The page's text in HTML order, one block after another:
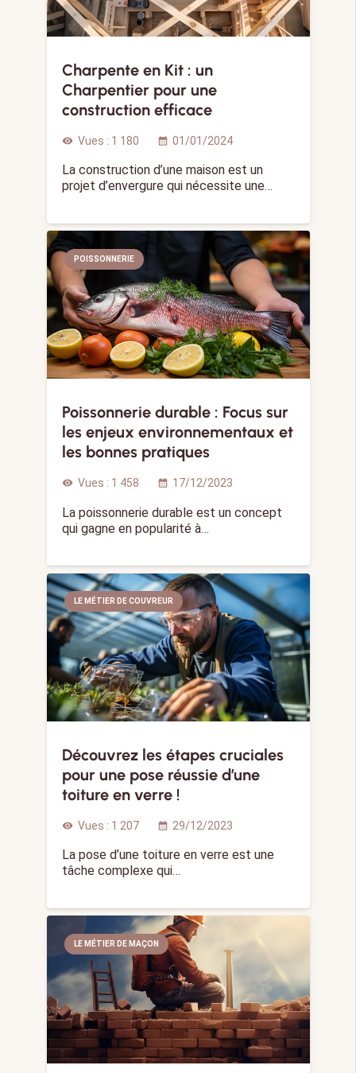
Charpente en Kit : un
Charpentier pour une
construction efficace
visibility Vues : 1 180 calendar_month 01/01/2024
La construction d’une maison est un
projet d’envergure qui nécessite une…
POISSONNERIE
Poissonnerie durable : Focus sur
les enjeux environnementaux et
les bonnes pratiques
visibility Vues : 1 458 calendar_month 17/12/2023
La poissonnerie durable est un concept
qui gagne en popularité à…
LE MÉTIER DE COUVREUR
Découvrez les étapes cruciales
pour une pose réussie d’une
toiture en verre !
visibility Vues : 1 207 calendar_month 29/12/2023
La pose d’une toiture en verre est une
tâche complexe qui…
LE MÉTIER DE MAÇON